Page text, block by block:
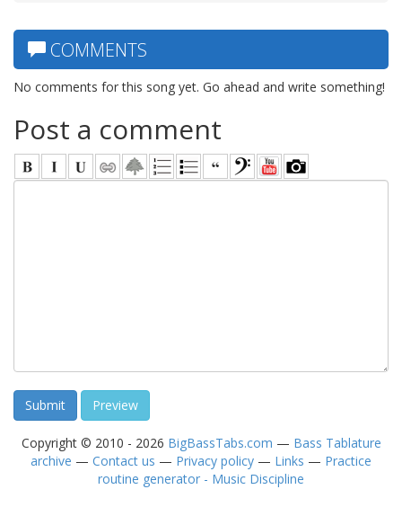
COMMENTS
No comments for this song yet. Go ahead and write something!
Post a comment
Copyright © 2010 - 2026 BigBassTabs.com — Bass Tablature
archive — Contact us — Privacy policy — Links — Practice
routine generator - Music Discipline